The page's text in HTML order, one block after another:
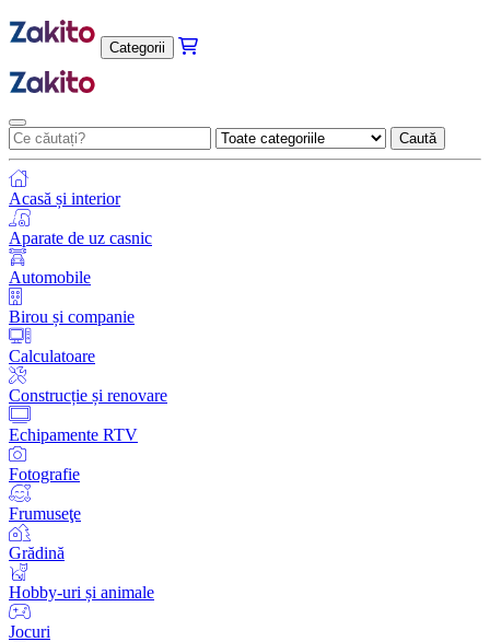
Categorii
Caută
Acasă și interior
Aparate de uz casnic
Automobile
Birou și companie
Calculatoare
Construcție și renovare
Echipamente RTV
Fotografie
Frumuseţe
Grădină
Hobby-uri și animale
Jocuri